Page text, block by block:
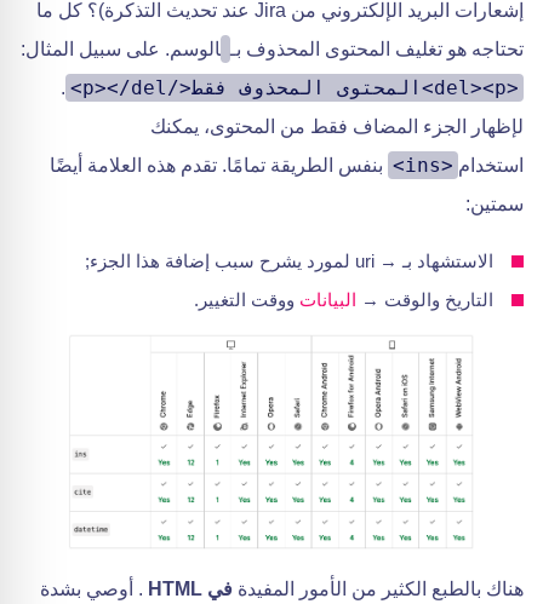
إشعارات البريد الإلكتروني من Jira عند تحديث التذكرة)؟ كل ما
تحتاجه هو تغليف المحتوى المحذوف بـ الوسم. على سبيل المثال:
<del><p>المحتوى المحذوف فقط</p></del>
.
لإظهار الجزء المضاف فقط من المحتوى، يمكنك
استخدام <ins>
بنفس الطريقة تمامًا. تقدم هذه العلامة أيضًا
سمتين:
الاستشهاد بـ → uri لمورد يشرح سبب إضافة هذا الجزء;
التاريخ والوقت → البيانات ووقت التغيير.
هناك بالطبع الكثير من الأمور المفيدة في HTML
. أوصي بشدة